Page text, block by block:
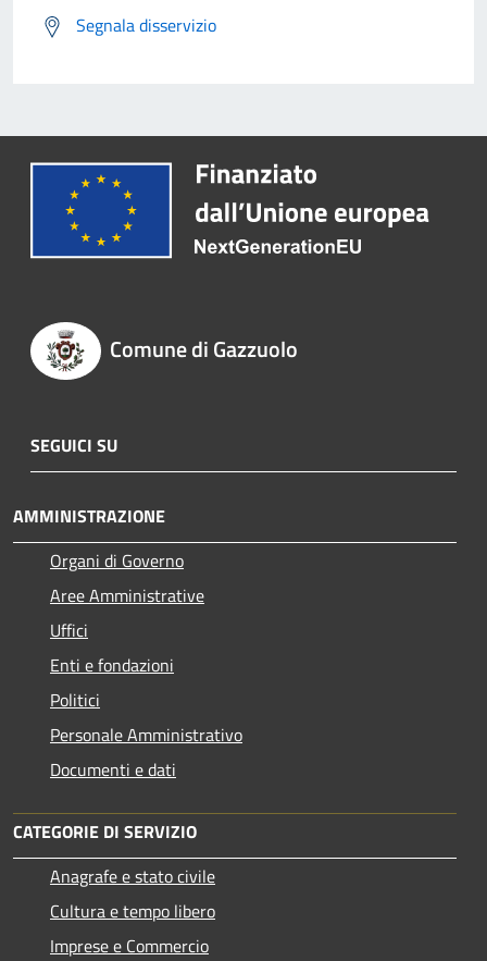
Segnala disservizio
Comune di Gazzuolo
SEGUICI SU
AMMINISTRAZIONE
Organi di Governo
Aree Amministrative
Uffici
Enti e fondazioni
Politici
Personale Amministrativo
Documenti e dati
CATEGORIE DI SERVIZIO
Anagrafe e stato civile
Cultura e tempo libero
Imprese e Commercio